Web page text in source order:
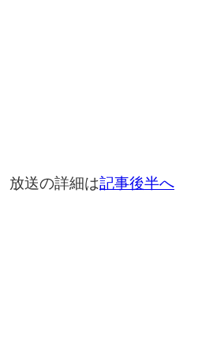
放送の詳細は記事後半へ